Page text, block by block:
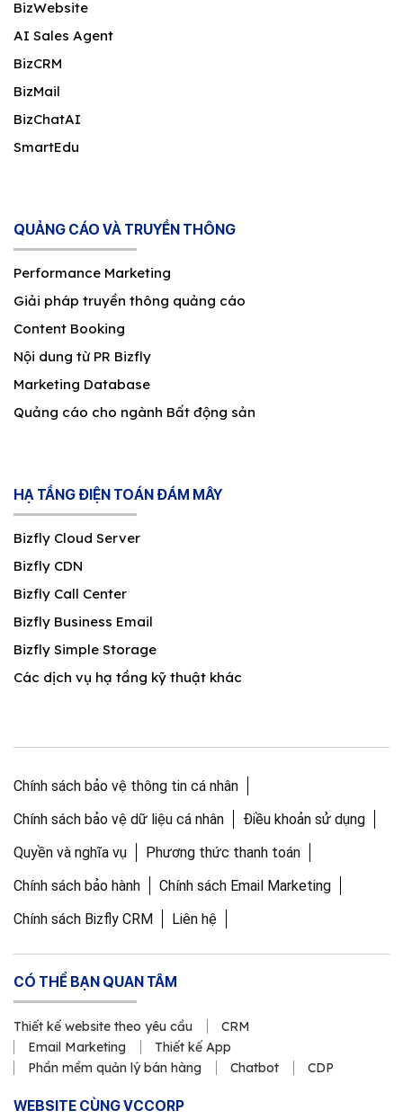
BizWebsite
AI Sales Agent
BizCRM
BizMail
BizChatAI
SmartEdu
QUẢNG CÁO VÀ TRUYỀN THÔNG
Performance Marketing
Giải pháp truyền thông quảng cáo
Content Booking
Nội dung từ PR Bizfly
Marketing Database
Quảng cáo cho ngành Bất động sản
HẠ TẦNG ĐIỆN TOÁN ĐÁM MÂY
Bizfly Cloud Server
Bizfly CDN
Bizfly Call Center
Bizfly Business Email
Bizfly Simple Storage
Các dịch vụ hạ tầng kỹ thuật khác
Chính sách bảo vệ thông tin cá nhân
Chính sách bảo vệ dữ liệu cá nhân
Điều khoản sử dụng
Quyền và nghĩa vụ
Phương thức thanh toán
Chính sách bảo hành
Chính sách Email Marketing
Chính sách Bizfly CRM
Liên hệ
CÓ THỂ BẠN QUAN TÂM
Thiết kế website theo yêu cầu
CRM
Email Marketing
Thiết kế App
Phần mềm quản lý bán hàng
Chatbot CDP
WEBSITE CÙNG VCCORP